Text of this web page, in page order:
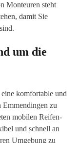
Monteuren steht
damit Sie
um die
komfortable und
zu
mobilen Reifen-
und schnell an
Umgebung zu